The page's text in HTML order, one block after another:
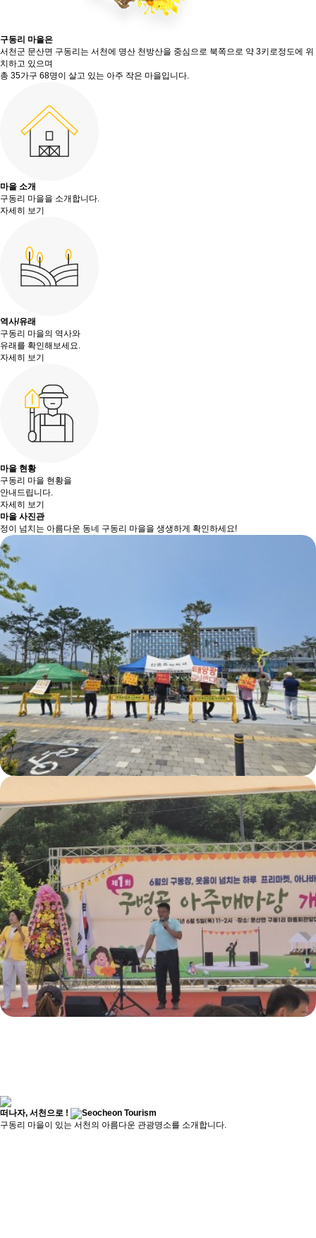
구동리 마을은
서천군 문산면 구동리는 서천에 명산 천방산을 중심으로 북쪽으로 약 3키로정도에 위
치하고 있으며
총 35가구 68명이 살고 있는 아주 작은 마을입니다.
마을 소개
구동리 마을을 소개합니다.
자세히 보기
역사/유래
구동리 마을의 역사와
유래를 확인해보세요.
자세히 보기
마을 현황
구동리 마을 현황을
안내드립니다.
자세히 보기
마을 사진관
정이 넘치는 아름다운 동네 구동리 마을을 생생하게 확인하세요!
떠나자, 서천으로 !
구동리 마을이 있는 서천의 아름다운 관광명소를 소개합니다.